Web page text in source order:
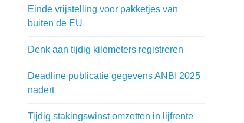
Einde vrijstelling voor pakketjes van
buiten de EU
Denk aan tijdig kilometers registreren
Deadline publicatie gegevens ANBI 2025
nadert
Tijdig stakingswinst omzetten in lijfrente